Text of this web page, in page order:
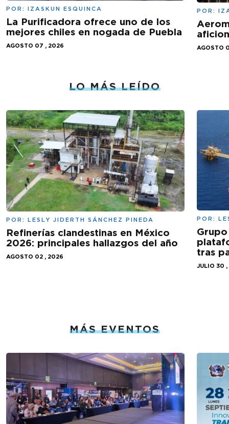
POR: IZASKUN ESQUINCA
La Purificadora ofrece uno de los
mejores chiles en nogada de Puebla
AGOSTO 07 , 2026
POR:
AGOSTO
LO MÁS LEÍDO
POR: LESLY JIDERTH SÁNCHEZ PINEDA
Refinerías clandestinas en México
2026: principales hallazgos del año
AGOSTO 02 , 2026
POR:
tras
JULIO 30
MÁS EVENTOS